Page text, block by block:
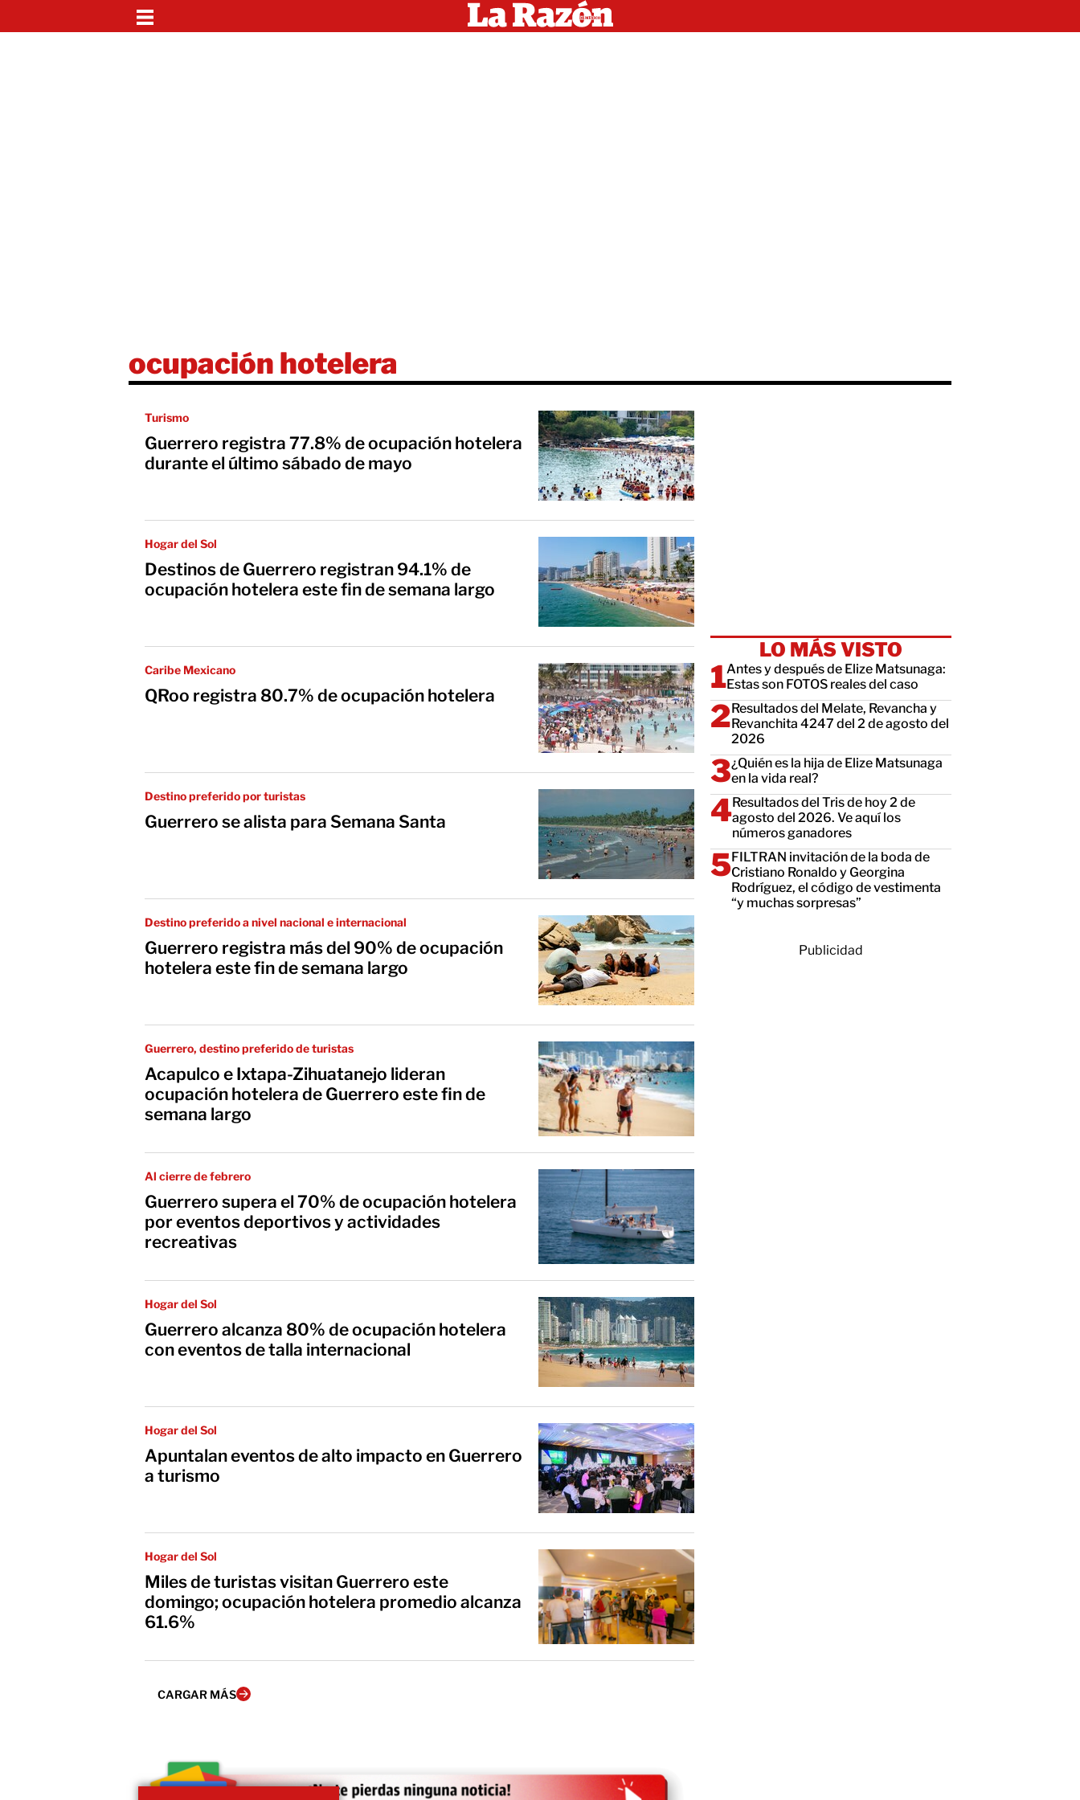
ocupación hotelera
Turismo
Guerrero registra 77.8% de ocupación hotelera
durante el último sábado de mayo
Hogar del Sol
Destinos de Guerrero registran 94.1% de
ocupación hotelera este fin de semana largo
Caribe Mexicano
QRoo registra 80.7% de ocupación hotelera
Destino preferido por turistas
Guerrero se alista para Semana Santa
Destino preferido a nivel nacional e internacional
Guerrero registra más del 90% de ocupación
hotelera este fin de semana largo
Guerrero, destino preferido de turistas
Acapulco e Ixtapa-Zihuatanejo lideran
ocupación hotelera de Guerrero este fin de
semana largo
Al cierre de febrero
Guerrero supera el 70% de ocupación hotelera
por eventos deportivos y actividades
recreativas
Hogar del Sol
Guerrero alcanza 80% de ocupación hotelera
con eventos de talla internacional
Hogar del Sol
Apuntalan eventos de alto impacto en Guerrero
a turismo
Hogar del Sol
Miles de turistas visitan Guerrero este
domingo; ocupación hotelera promedio alcanza
61.6%
CARGAR MÁS
LO MÁS VISTO
Antes y después de Elize Matsunaga:
Estas son FOTOS reales del caso
Resultados del Melate, Revancha y
Revanchita 4247 del 2 de agosto del
2026
¿Quién es la hija de Elize Matsunaga
en la vida real?
Resultados del Tris de hoy 2 de
agosto del 2026. Ve aquí los
números ganadores
FILTRAN invitación de la boda de
Cristiano Ronaldo y Georgina
Rodríguez, el código de vestimenta
“y muchas sorpresas”
Publicidad